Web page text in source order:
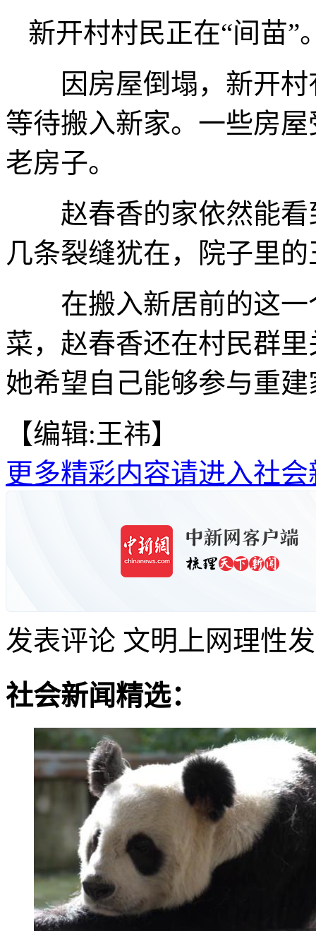
新开村村民正在“间苗”
因房屋倒塌，新开村
等待搬入新家。一些房
老房子。
赵春香的家依然能看
几条裂缝犹在，院子里
在搬入新居前的这一
菜，赵春香还在村民群
她希望自己能够参与重
【编辑:王祎】
更多精彩内容请进入社会
发表评论 文明上网理性
社会新闻精选：